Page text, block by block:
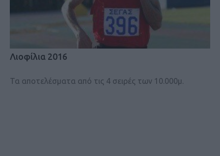
Λιοφίλια 2016
Τα αποτελέσματα από τις 4 σειρές των 10.000μ.